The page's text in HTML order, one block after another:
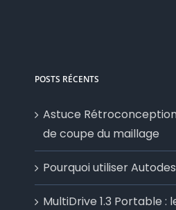
POSTS RÉCENTS
Astuce
de coupe du maillage
Pourquoi utiliser
MultiDrive 1.3 Portable :